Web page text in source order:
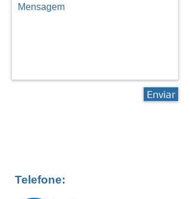
Enviar
Telefone: